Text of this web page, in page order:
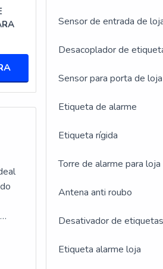
Sensor de entrada de
Desacoplador de
Sensor para porta de loja
Etiqueta de alarme
Etiqueta rígida
Torre de alarme para loja
Antena anti roubo
Desativador de etiquetas
Etiqueta alarme loja